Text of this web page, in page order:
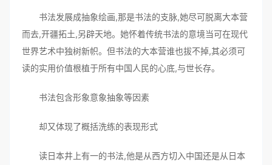
书法发展成抽象绘画,那是书法的支脉,她尽可脱离大本营
而去,开疆拓土,另辟天地。她怀着传统书法的意境当可在现代
世界艺术中独树新帜。但书法的大本营谁也拔不掉,其必须可
读的实用价值根植于所有中国人民的心底,与世长存。
书法包含形象意象抽象等因素
却又体现了概括洗练的表现形式
读日本井上有一的书法,他是从西方切入中国还是从日本